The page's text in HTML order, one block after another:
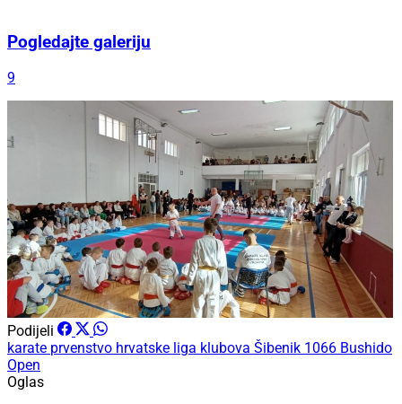
Pogledajte galeriju
9
Podijeli
karate prvenstvo hrvatske liga klubova Šibenik 1066 Bushido
Open
Oglas